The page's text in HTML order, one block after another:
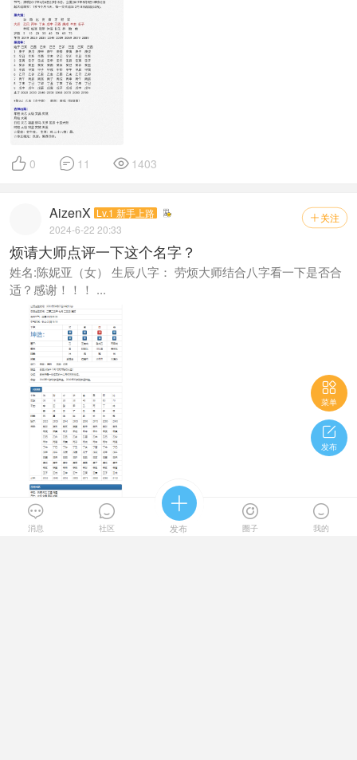
 0  11  1403
 关注
AizenX Lv.1 新手上路
2024-6-22 20:33
烦请大师点评一下这个名字？
姓名:陈妮亚（女） 生辰八字： 劳烦大师结合八字看一下是否合
适？感谢！！！ ...
0 

菜单

发布

消息

社区

发布

圈子

我的